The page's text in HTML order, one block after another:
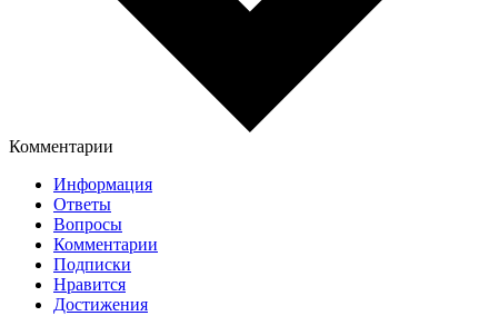
Комментарии
Информация
Ответы
Вопросы
Комментарии
Подписки
Нравится
Достижения